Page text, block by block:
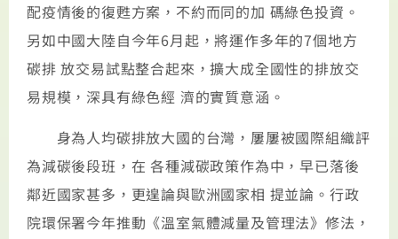
配疫情後的復甦方案，不約而同的加 碼綠色投資。
另如中國大陸自今年6月起，將運作多年的7個地方
碳排 放交易試點整合起來，擴大成全國性的排放交
易規模，深具有綠色經 濟的實質意涵。
身為人均碳排放大國的台灣，屢屢被國際組織評
為減碳後段班，在 各種減碳政策作為中，早已落後
鄰近國家甚多，更遑論與歐洲國家相 提並論。行政
院環保署今年推動《溫室氣體減量及管理法》修法，